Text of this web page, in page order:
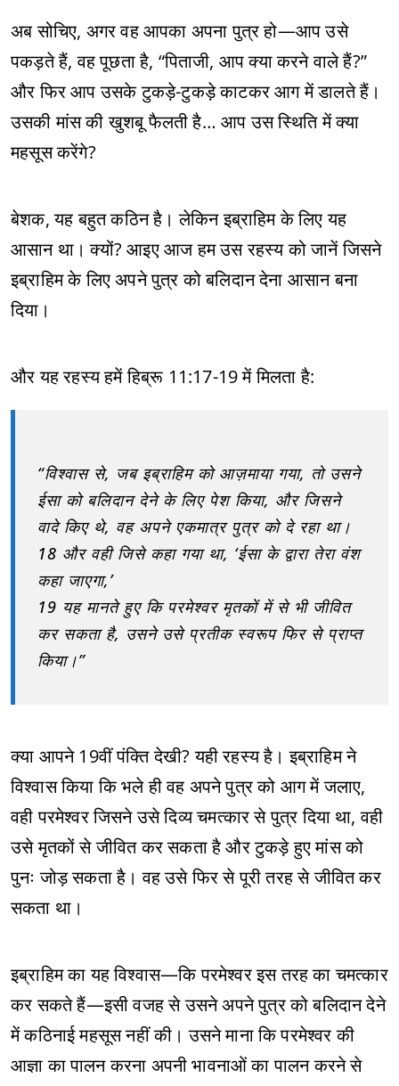
अब सोचिए, अगर वह आपका अपना पुत्र हो—आप उसे
पकड़ते हैं, वह पूछता है, “पिताजी, आप क्या करने वाले हैं?”
और फिर आप उसके टुकड़े-टुकड़े काटकर आग में डालते हैं।
उसकी मांस की खुशबू फैलती है… आप उस स्थिति में क्या
महसूस करेंगे?
बेशक, यह बहुत कठिन है। लेकिन इब्राहिम के लिए यह
आसान था। क्यों? आइए आज हम उस रहस्य को जानें जिसने
इब्राहिम के लिए अपने पुत्र को बलिदान देना आसान बना
दिया।
और यह रहस्य हमें हिब्रू 11:17-19 में मिलता है:
“विश्वास से, जब इब्राहिम को आज़माया गया, तो उसने
ईसा को बलिदान देने के लिए पेश किया, और जिसने
वादे किए थे, वह अपने एकमात्र पुत्र को दे रहा था।
18 और वही जिसे कहा गया था, ‘ईसा के द्वारा तेरा वंश
कहा जाएगा,’
19 यह मानते हुए कि परमेश्वर मृतकों में से भी जीवित
कर सकता है, उसने उसे प्रतीक स्वरूप फिर से प्राप्त
किया।”
क्या आपने 19वीं पंक्ति देखी? यही रहस्य है। इब्राहिम ने
विश्वास किया कि भले ही वह अपने पुत्र को आग में जलाए,
वही परमेश्वर जिसने उसे दिव्य चमत्कार से पुत्र दिया था, वही
उसे मृतकों से जीवित कर सकता है और टुकड़े हुए मांस को
पुनः जोड़ सकता है। वह उसे फिर से पूरी तरह से जीवित कर
सकता था।
इब्राहिम का यह विश्वास—कि परमेश्वर इस तरह का चमत्कार
कर सकते हैं—इसी वजह से उसने अपने पुत्र को बलिदान देने
में कठिनाई महसूस नहीं की। उसने माना कि परमेश्वर की
आज्ञा का पालन करना अपनी भावनाओं का पालन करने से